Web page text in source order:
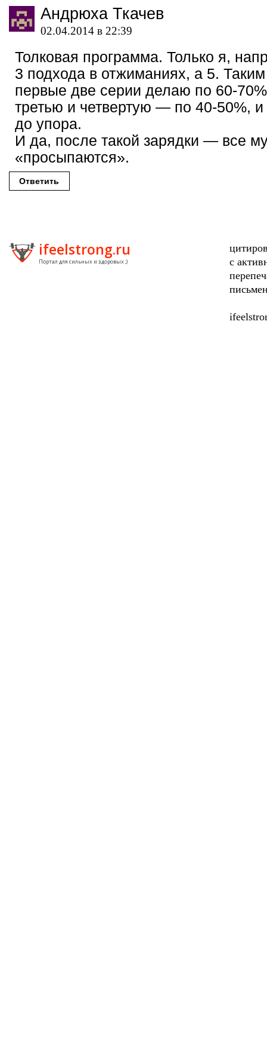
Андрюха Ткачев
02.04.2014 в 22:39
Толковая программа. Только я,
3 подхода в отжиманиях, а 5.
первые две серии делаю по 60-
третью и четвертую — по 40-50%,
до упора.
И да, после такой зарядки — все
«просыпаются».
Ответить
ifeelstrong.ru
Портал для сильных и здоровых ;)
с